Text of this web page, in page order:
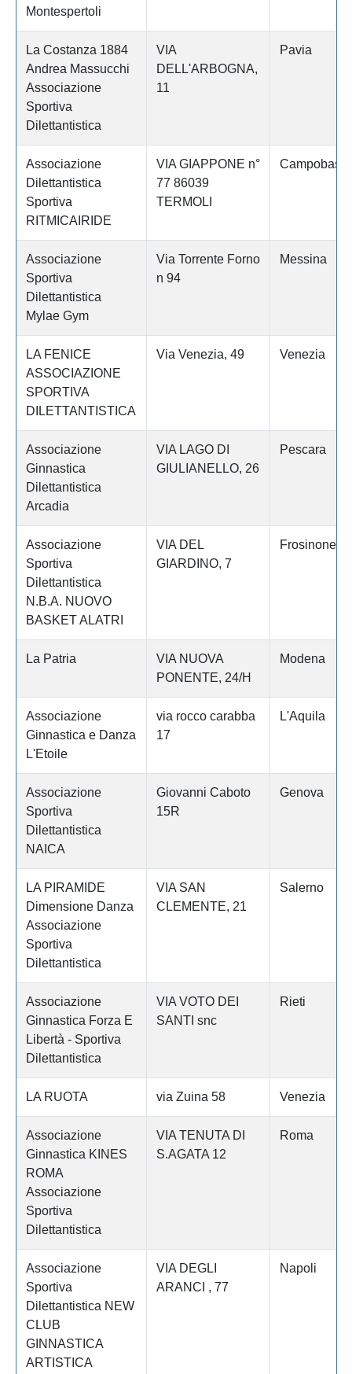
Montespertoli
La Costanza 1884
Andrea Massucchi
Associazione
Sportiva
Dilettantistica
VIA
DELL'ARBOGNA,
11
Pavia
Associazione
Dilettantistica
Sportiva
RITMICAIRIDE
VIA GIAPPONE n°
77 86039
TERMOLI
Associazione
Sportiva
Dilettantistica
Mylae Gym
Via Torrente Forno
n 94
Messina
LA FENICE
ASSOCIAZIONE
SPORTIVA
DILETTANTISTICA
Via Venezia, 49 Venezia
Associazione
Ginnastica
Dilettantistica
Arcadia
VIA LAGO DI
GIULIANELLO, 26
Pescara
Associazione
Sportiva
Dilettantistica
N.B.A. NUOVO
BASKET ALATRI
VIA DEL
GIARDINO, 7
Frosinone
La Patria
VIA NUOVA
PONENTE, 24/H
Modena
Associazione
Ginnastica e Danza
L'Etoile
via rocco carabba
17
L'Aquila
Associazione
Sportiva
Dilettantistica
NAICA
Giovanni Caboto
15R
Genova
LA PIRAMIDE
Dimensione Danza
Associazione
Sportiva
Dilettantistica
VIA SAN
CLEMENTE, 21
Salerno
Associazione
Ginnastica Forza E
Libertà - Sportiva
Dilettantistica
VIA VOTO DEI
SANTI snc
Rieti
LA RUOTA via Zuina 58 Venezia
Associazione
Ginnastica KINES
ROMA
Associazione
Sportiva
Dilettantistica
VIA TENUTA DI
S.AGATA 12
Roma
Associazione
Sportiva
Dilettantistica NEW
CLUB
GINNASTICA
ARTISTICA
VIA DEGLI
ARANCI , 77
Napoli